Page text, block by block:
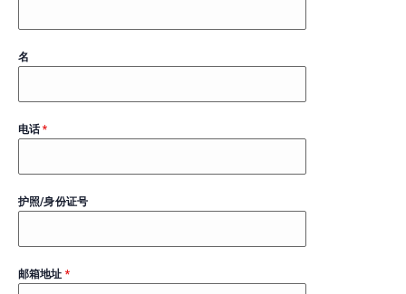
名
电话*
护照/身份证号
邮箱地址 *